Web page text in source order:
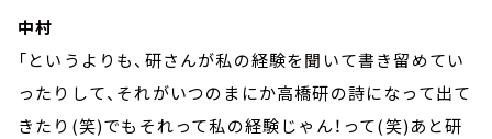
中村
「というよりも、研さんが私の経験を聞いて書き留めてい
ったりして、それがいつのまにか高橋研の詩になって出て
きたり(笑)でもそれって私の経験じゃん！って(笑)あと研